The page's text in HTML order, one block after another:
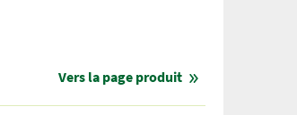
Vers la page produit